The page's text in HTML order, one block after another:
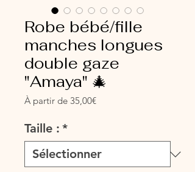
Robe bébé/fille
manches longues
double gaze
"Amaya" 🎄
À partir de 35,00€Prix
Taille : *